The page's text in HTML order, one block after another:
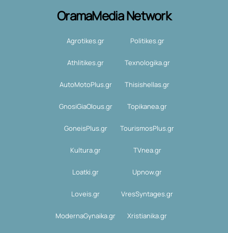
OramaMedia Network
Agrotikes.gr Politikes.gr
Athlitikes.gr Texnologika.gr
AutoMotoPlus.gr Thisishellas.gr
GnosiGiaOlous.gr Topikanea.gr
GoneisPlus.gr TourismosPlus.gr
Kultura.gr TVnea.gr
Loatki.gr Upnow.gr
Loveis.gr VresSyntages.gr
ModernaGynaika.gr Xristianika.gr